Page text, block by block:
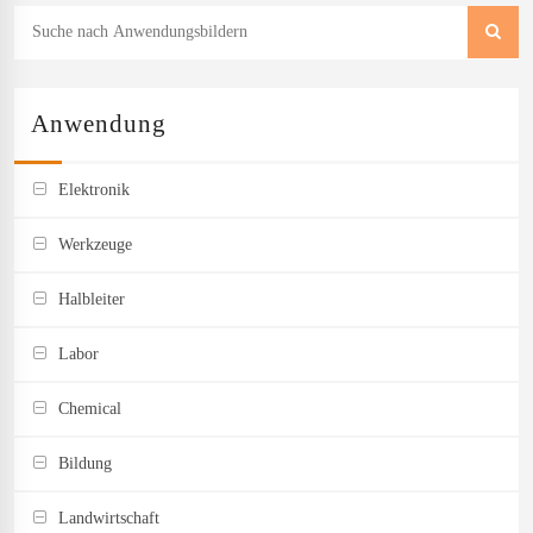
Anwendung
Elektronik
Werkzeuge
Halbleiter
Labor
Chemical
Bildung
Landwirtschaft